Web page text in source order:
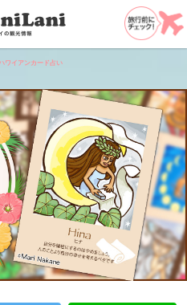
ワイアンカード占い